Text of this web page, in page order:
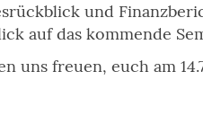
und
auf das kommende
uns freuen, euch am